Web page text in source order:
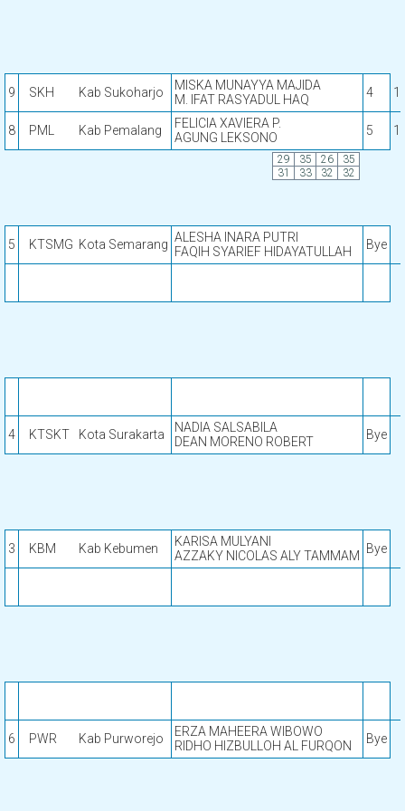
9 SKH Kab Sukoharjo
MISKA MUNAYYA MAJIDA
M. IFAT RASYADUL HAQ
4
8 PML Kab Pemalang
FELICIA XAVIERA P.
AGUNG LEKSONO
5
29 35 26
35
31
33 32 32
5 KTSMG Kota Semarang ALESHA INARA PUTRI
FAQIH SYARIEF HIDAYATULLAH
Bye
4 KTSKT Kota Surakarta
NADIA SALSABILA
DEAN MORENO ROBERT
Bye
3 KBM Kab Kebumen
KARISA MULYANI
AZZAKY NICOLAS ALY TAMMAM Bye
6 PWR Kab Purworejo
ERZA MAHEERA WIBOWO
RIDHO HIZBULLOH AL FURQON
Bye